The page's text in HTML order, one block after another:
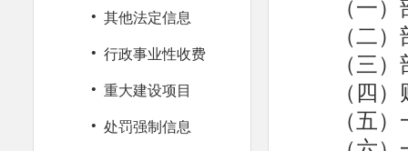
· 其他法定信息
· 行政事业性收费
· 重大建设项目
· 处罚强制信息
（二
（三
（四
（五